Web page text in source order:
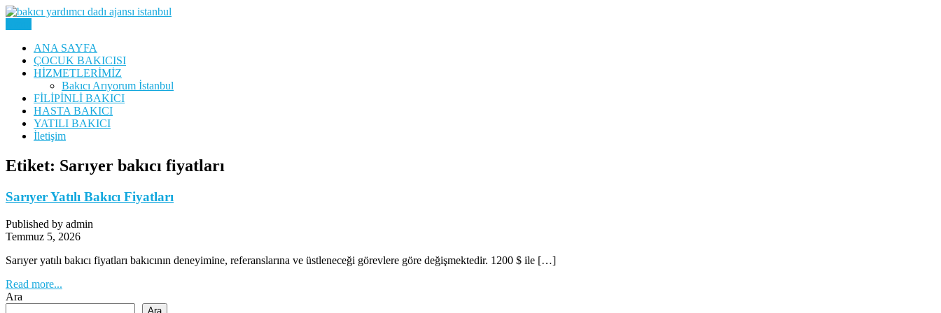
Skip
Bakıcı Yardımcı Dadı Danışmanlık Ajansı İstanbul
ANA SAYFA
ÇOCUK BAKICISI
HİZMETLERİMİZ
Bakıcı Arıyorum İstanbul
FİLİPİNLİ BAKICI
HASTA BAKICI
YATILI BAKICI
İletişim
Etiket: Sarıyer bakıcı fiyatları
Sarıyer Yatılı Bakıcı Fiyatları
Published by admin
Temmuz 5, 2026
Sarıyer yatılı bakıcı fiyatları bakıcının deneyimine, referanslarına ve üstleneceği görevlere göre değişmektedir. 1200 $ ile […]
Read more...
Ara
Ara